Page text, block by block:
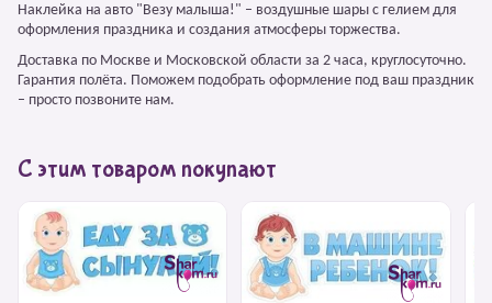
Наклейка на авто "Везу малыша!" – воздушные шары с гелием для
оформления праздника и создания атмосферы торжества.
Доставка по Москве и Московской области за 2 часа, круглосуточно.
Гарантия полёта. Поможем подобрать оформление под ваш праздник
– просто позвоните нам.
С этим товаром покупают